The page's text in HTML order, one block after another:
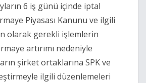
6 iş günü içinde iptal
Piyasası Kanunu ve ilgili
olarak gerekli işlemlerin
artırımı nedeniyle
şirket ortaklarına SPK ve
ilgili düzenlemeleri